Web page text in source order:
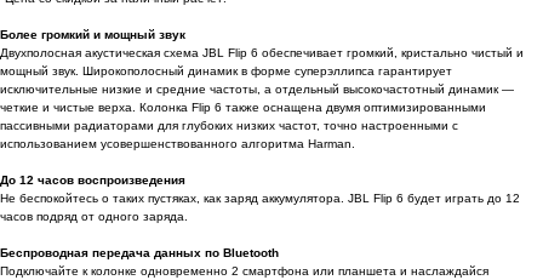
Более громкий и мощный звук
Двухполосная акустическая схема JBL Flip 6 обеспечивает громкий, кристально чистый и
мощный звук. Широкополосный динамик в форме суперэллипса гарантирует
исключительные низкие и средние частоты, а отдельный высокочастотный динамик —
четкие и чистые верха. Колонка Flip 6 также оснащена двумя оптимизированными
пассивными радиаторами для глубоких низких частот, точно настроенными с
использованием усовершенствованного алгоритма Harman.
До 12 часов воспроизведения
Не беспокойтесь о таких пустяках, как заряд аккумулятора. JBL Flip 6 будет играть до 12
часов подряд от одного заряда.
Беспроводная передача данных по Bluetooth
Подключайте к колонке одновременно 2 смартфона или планшета и наслаждайся